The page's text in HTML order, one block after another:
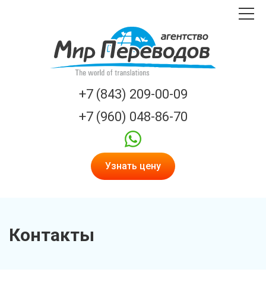
переводов
logo
+7 (843) 209-00-09
+7 (960) 048-86-70
whatsapp
Узнать цену
Toggle
Контакты